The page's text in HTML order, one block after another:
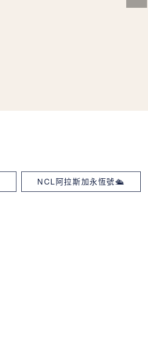
NCL阿拉斯加永恆號🛳